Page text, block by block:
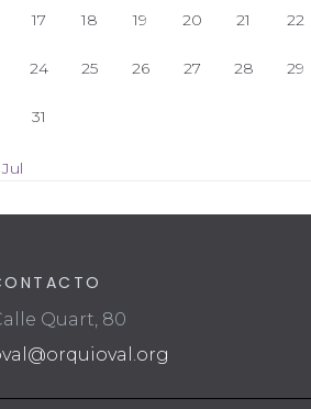
17 18 19 20 21 22
24 25 26 27 28 29
31
Jul
Quart, 80